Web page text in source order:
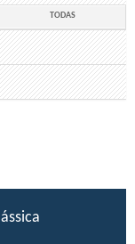
TODAS